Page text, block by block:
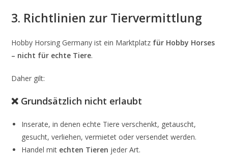
3. Richtlinien zur Tiervermittlung
Hobby Horsing Germany ist ein Marktplatz für Hobby Horses
– nicht für echte Tiere.
Daher gilt:
❌ Grundsätzlich nicht erlaubt
Inserate, in denen echte Tiere verschenkt, getauscht,
gesucht, verliehen, vermietet oder versendet werden.
Handel mit echten Tieren jeder Art.